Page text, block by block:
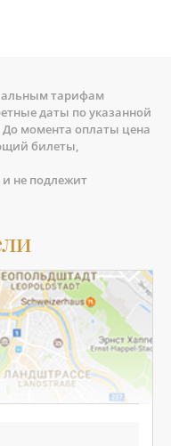
тарифам
даты по указанной
момента оплаты цена
билеты,
не подлежит